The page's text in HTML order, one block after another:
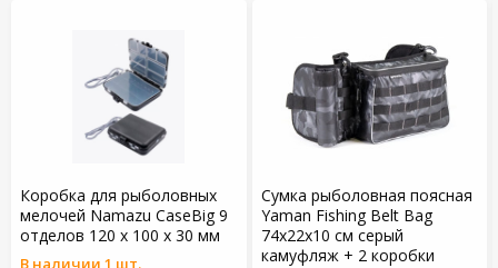
Коробка для рыболовных
мелочей Namazu CaseBig 9
отделов 120 х 100 х 30 мм
В наличии 1 шт.
Сумка рыболовная поясная
Yaman Fishing Belt Bag
74х22х10 см серый
камуфляж + 2 коробки